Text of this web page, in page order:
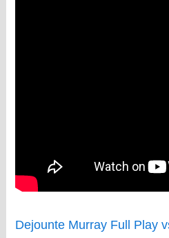
Dejounte Murray Full Play